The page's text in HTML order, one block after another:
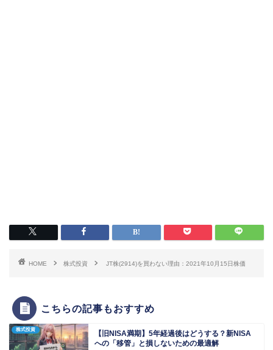
HOME 株式投資 JT株(2914)を買わない理由：2021年10月15日株価
こちらの記事もおすすめ
株式投資
【旧NISA満期】5年経過後はどうする？新NISA
への「移管」と損しないための最適解